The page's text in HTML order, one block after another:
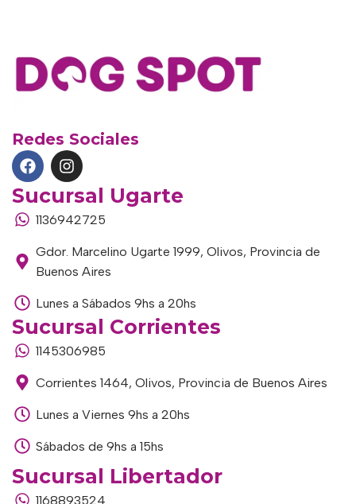
Redes Sociales
Sucursal Ugarte
1136942725
Gdor. Marcelino Ugarte 1999, Olivos, Provincia de
Buenos Aires
Lunes a Sábados 9hs a 20hs
Sucursal Corrientes
1145306985
Corrientes 1464, Olivos, Provincia de Buenos Aires
Lunes a Viernes 9hs a 20hs
Sábados de 9hs a 15hs
Sucursal Libertador
1168893524